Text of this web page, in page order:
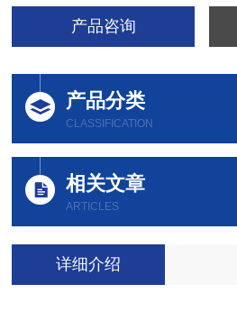
产品咨询
产品分类
CLASSIFICATION
相关文章
ARTICLES
详细介绍